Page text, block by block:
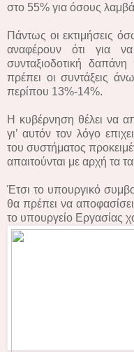
στο 55% για όσους
Πάντως οι εκτιμήσεις
αναφέρουν ότι για
συνταξιοδοτική
πρέπει οι συντάξεις
περίπου 13%-14%.
Η κυβέρνηση θέλει να
γι’ αυτόν τον λόγο
του συστήματος
απαιτούνται με αρχή τα
Έτσι το υπουργικό
θα πρέπει να
το υπουργείο Εργασίας